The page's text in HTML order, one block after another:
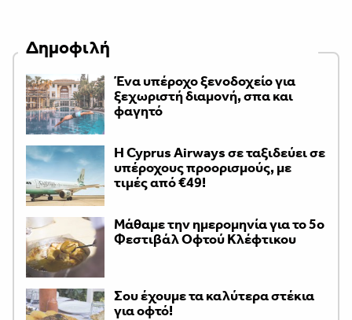
Δημοφιλή
Ένα υπέροχο ξενοδοχείο για
ξεχωριστή διαμονή, σπα και
φαγητό
H Cyprus Airways σε ταξιδεύει σε
υπέροχους προορισμούς, με
τιμές από €49!
Μάθαμε την ημερομηνία για το 5ο
Φεστιβάλ Οφτού Κλέφτικου
Σου έχουμε τα καλύτερα στέκια
για οφτό!